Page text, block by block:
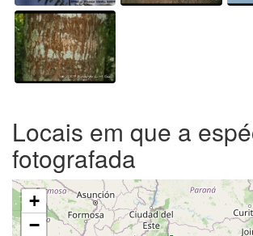
Locais em que a
fotografada
+
−